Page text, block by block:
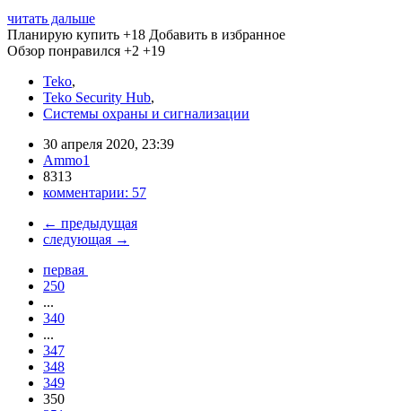
читать дальше
Планирую купить +18 Добавить в избранное
Обзор понравился +2 +19
Teko,
Teko Security Hub,
Системы охраны и сигнализации
30 апреля 2020, 23:39
Ammo1
8313
комментарии: 57
← предыдущая
следующая →
первая
250
...
340
...
347
348
349
350